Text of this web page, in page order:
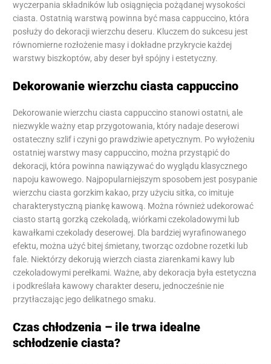
wyczerpania składników lub osiągnięcia pożądanej wysokości
ciasta. Ostatnią warstwą powinna być masa cappuccino, która
posłuży do dekoracji wierzchu deseru. Kluczem do sukcesu jest
równomierne rozłożenie masy i dokładne przykrycie każdej
warstwy biszkoptów, aby deser był spójny i estetyczny.
Dekorowanie wierzchu ciasta cappuccino
Dekorowanie wierzchu ciasta cappuccino stanowi ostatni, ale
niezwykle ważny etap przygotowania, który nadaje deserowi
ostateczny szlif i czyni go prawdziwie apetycznym. Po wyłożeniu
ostatniej warstwy masy cappuccino, można przystąpić do
dekoracji, która powinna nawiązywać do wyglądu klasycznego
napoju kawowego. Najpopularniejszym sposobem jest posypanie
wierzchu ciasta gorzkim kakao, przy użyciu sitka, co imituje
charakterystyczną piankę kawową. Można również udekorować
ciasto startą gorzką czekoladą, wiórkami czekoladowymi lub
kawałkami czekolady deserowej. Dla bardziej wyrafinowanego
efektu, można użyć bitej śmietany, tworząc ozdobne rozetki lub
fale. Niektórzy dekorują wierzch ciasta ziarenkami kawy lub
czekoladowymi perełkami. Ważne, aby dekoracja była estetyczna
i podkreślała kawowy charakter deseru, jednocześnie nie
przytłaczając jego delikatnego smaku.
Czas chłodzenia – ile trwa idealne
schłodzenie ciasta?